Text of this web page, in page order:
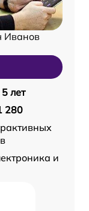
Иванов
5 лет
280
и